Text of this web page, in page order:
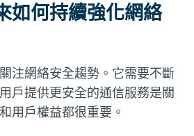
如何持續強化網絡
注網絡安全趨勢。它需要不斷
戶提供更安全的通信服務是關
用戶權益都很重要。